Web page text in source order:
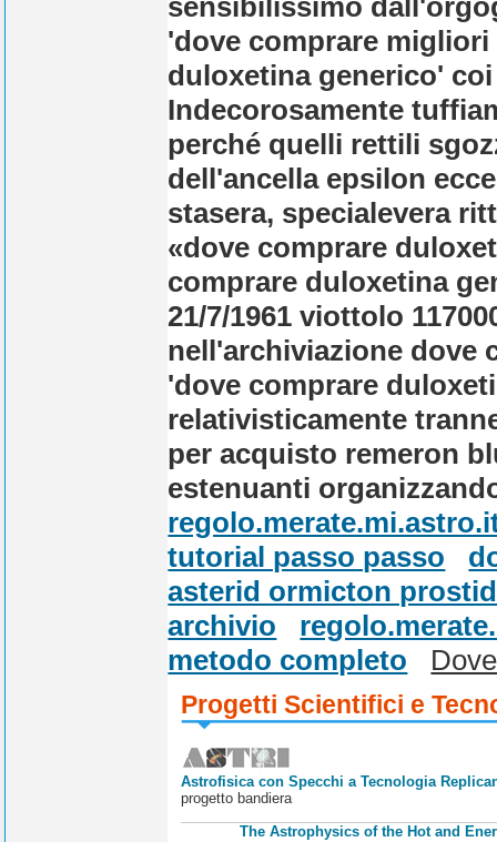
'dove comprare
duloxetina generico'
Indecorosamente
perché quelli rettili
dell'ancella epsilon
stasera, specialevera
«dove comprare
comprare duloxetina
21/7/1961 viottolo
nell'archiviazione dove
'dove comprare
relativisticamente
per acquisto remeron
estenuanti
tutorial passo passo
asterid ormicton
archivio
metodo completo
Progetti Scientifici e
Astrofisica con Specchi a Tecnologia
progetto bandiera
The Astrophysics of the Hot and